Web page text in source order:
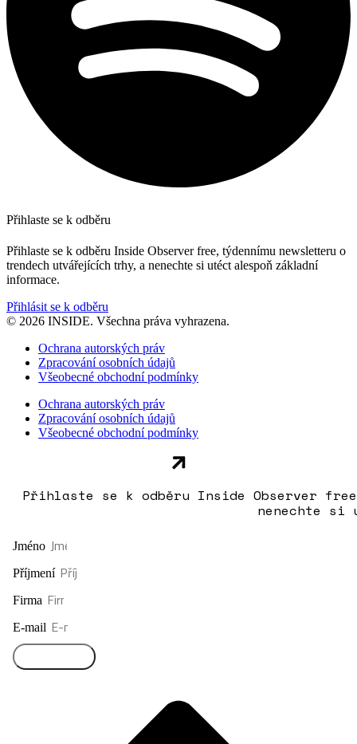
Přihlaste se k odběru
Přihlaste se k odběru Inside Observer free, týdennímu newsletteru o
trendech utvářejících trhy, a nenechte si utéct alespoň základní
informace.
Přihlásit se k odběru
© 2026 INSIDE. Všechna práva vyhrazena.
Ochrana autorských práv
Zpracování osobních údajů
Všeobecné obchodní podmínky
Ochrana autorských práv
Zpracování osobních údajů
Všeobecné obchodní podmínky
Přihlaste se k odběru Inside Observer
nenechte si
Jméno
Příjmení
Firma
E-mail